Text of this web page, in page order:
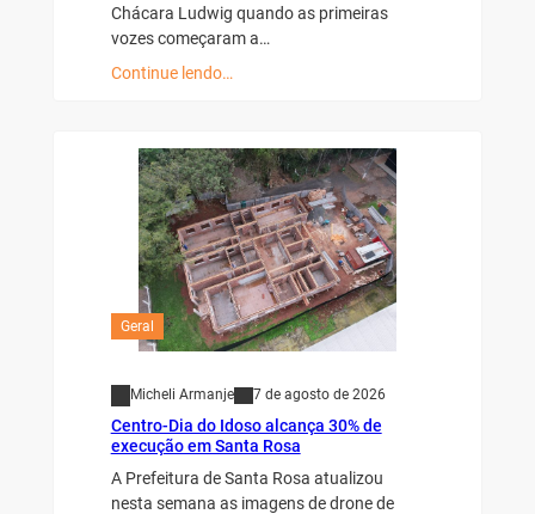
Chácara Ludwig quando as primeiras
vozes começaram a…
Continue lendo…
Geral
Micheli Armanje 7 de agosto de 2026
Centro-Dia do Idoso alcança 30% de
execução em Santa Rosa
A Prefeitura de Santa Rosa atualizou
nesta semana as imagens de drone de